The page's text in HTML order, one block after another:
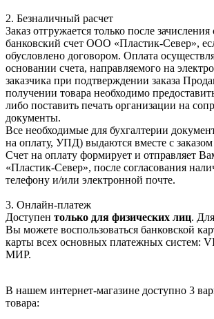
2. Безналичный расчет
Заказ отгружается только после зачисления
банковский счет ООО «Пластик-Север»,
обусловлено договором. Оплата
основании счета, направляемого на
заказчика при подтверждении заказа
получении товара необходимо
либо поставить печать организации на
документы.
Все необходимые для бухгалтерии
на оплату, УПД) выдаются вместе с
Счет на оплату формирует и отправляет
«Пластик-Север», после согласования
телефону и/или электронной почте.
3. Онлайн-платеж
Доступен только для физических лиц.
Вы можете воспользоваться банковской
карты всех основных платежных систем:
МИР.
В нашем интернет-магазине доступно 3
товара: